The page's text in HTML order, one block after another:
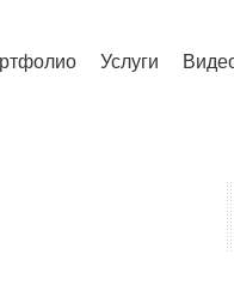
Услуги